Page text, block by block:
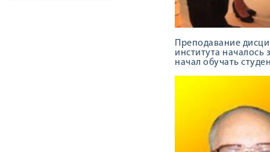
Преподавание
института началось
начал обучать